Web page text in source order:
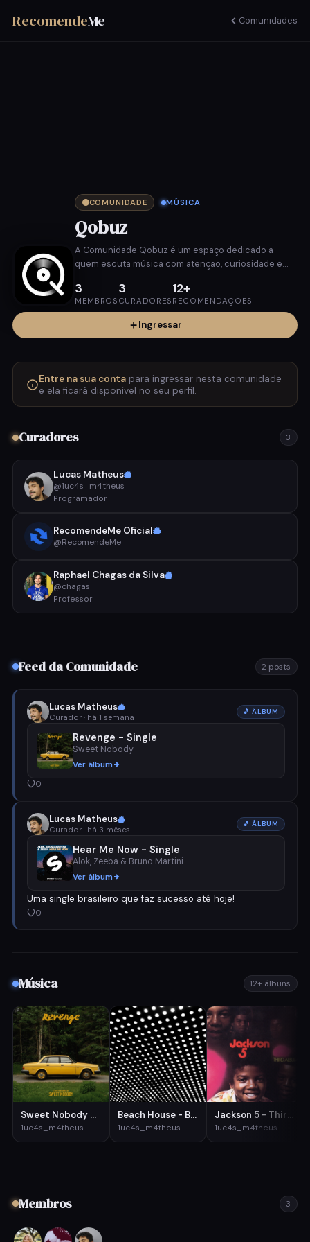
RecomendeMe Comunidades
COMUNIDADE MÚSICA
Qobuz
A Comunidade Qobuz é um espaço dedicado a
quem escuta música com atenção, curiosidade e
recomendações que valorizam álbuns completos,
gravações em alta fidelidade e experiências
musicais que vão além do algoritmo. Se você
acredita que ouvir música é mais do que apertar o
artistas e revisitar clássicos com profundidade —
este é o seu lugar. Nesta comunidade você vai
encontrar: 🎵 Recomendações de álbuns em alta
Contextos, histórias e bastidores que enriquecem
cada audição A proposta é simples: transformar a
escuta em uma experiência mais consciente, rica e
memorável — conectando pessoas que valorizam
som de verdade.
3
MEMBROS
3
CURADORES
12+
RECOMENDAÇÕES
Ingressar
Entre na sua conta para ingressar nesta comunidade
e ela ficará disponível no seu perfil.
Curadores 3
Lucas Matheus
@1uc4s_m4theus
Programador
RecomendeMe Oficial
@RecomendeMe
Raphael Chagas da Silva
@chagas
Professor
Nova lista de álbuns
NOME DA LISTA*
Cancelar Criar lista
Adicionar álbuns
SELECIONADOS
Feed da Comunidade 2 posts
Lucas Matheus
Curador · há 1 semana
🎵 ÁLBUM
Revenge - Single
Sweet Nobody
Ver álbum
0
Lucas Matheus
Curador · há 3 mêses
🎵 ÁLBUM
Hear Me Now - Single
Alok, Zeeba & Bruno Martini
Ver álbum
Uma single brasileiro que faz sucesso até hoje!
0
Música 12+ álbuns
Sweet Nobody - Revenge - Single
1uc4s_m4theus
Beach House - Bloom
1uc4s_m4theus
Jackson 5 - Third Album
1uc4s_m4theus
Membros 3